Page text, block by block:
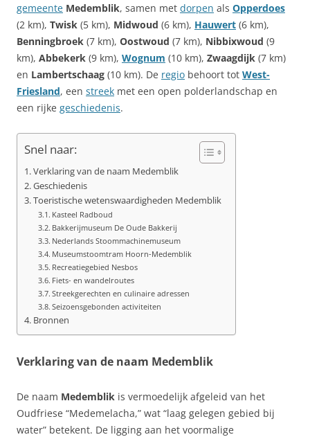
gemeente Medemblik, samen met dorpen als Opperdoes
(2 km), Twisk (5 km), Midwoud (6 km), Hauwert (6 km),
Benningbroek (7 km), Oostwoud (7 km), Nibbixwoud (9
km), Abbekerk (9 km), Wognum (10 km), Zwaagdijk (7 km)
en Lambertschaag (10 km). De regio behoort tot West-
Friesland, een streek met een open polderlandschap en
een rijke geschiedenis.
Snel naar:
Verklaring van de naam Medemblik
Geschiedenis
Toeristische wetenswaardigheden Medemblik
Kasteel Radboud
Bakkerijmuseum De Oude Bakkerij
Nederlands Stoommachinemuseum
Museumstoomtram Hoorn-Medemblik
Recreatiegebied Nesbos
Fiets- en wandelroutes
Streekgerechten en culinaire adressen
Seizoensgebonden activiteiten
Bronnen
Verklaring van de naam Medemblik
De naam Medemblik is vermoedelijk afgeleid van het
Oudfriese “Medemelacha,” wat “laag gelegen gebied bij
water” betekent. De ligging aan het voormalige